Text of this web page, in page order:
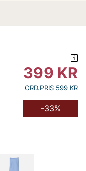
399 KR
ORD.PRIS 599 KR
-33%